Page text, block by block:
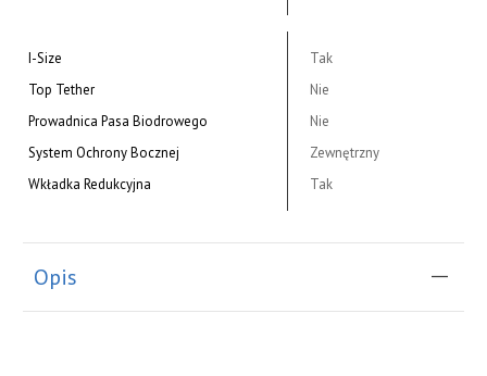
I-Size
Tak
Top Tether
Nie
Prowadnica Pasa Biodrowego
Nie
System Ochrony Bocznej
Zewnętrzny
Wkładka Redukcyjna
Tak
Opis